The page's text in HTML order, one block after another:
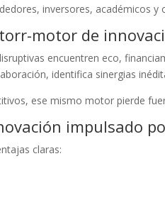
inversores, académicos y
motor de
encuentren eco,
identifica sinergias
ese mismo motor pierde
impulsado
claras: